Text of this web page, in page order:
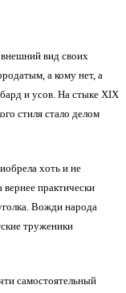
внешний вид своих
а кому нет, а
и усов. На стыке XIX
стиля стало делом
хоть и не
практически
Вожди народа
труженики
самостоятельный